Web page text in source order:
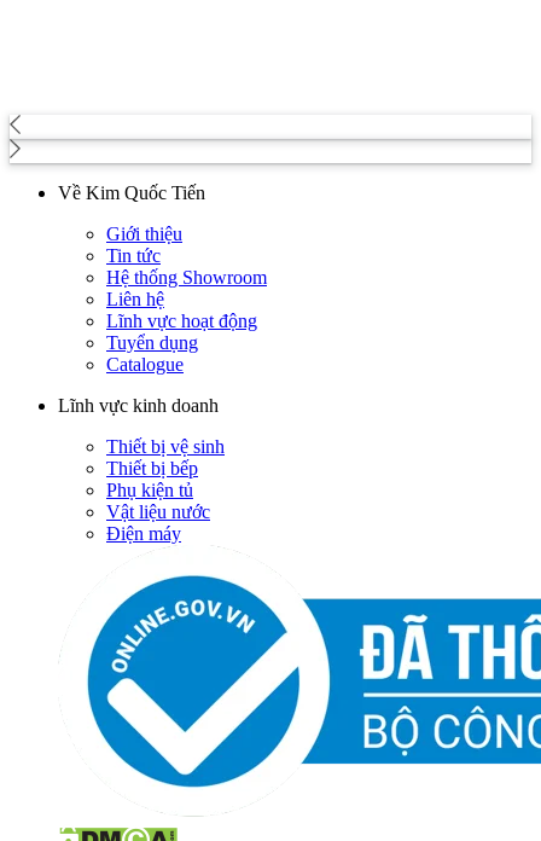
Về Kim Quốc Tiến
Giới thiệu
Tin tức
Hệ thống Showroom
Liên hệ
Lĩnh vực hoạt động
Tuyển dụng
Catalogue
Lĩnh vực kinh doanh
Thiết bị vệ sinh
Thiết bị bếp
Phụ kiện tủ
Vật liệu nước
Điện máy